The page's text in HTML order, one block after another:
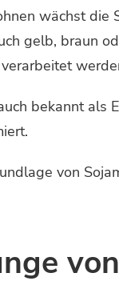
wächst die
gelb, braun
bekannt als
von